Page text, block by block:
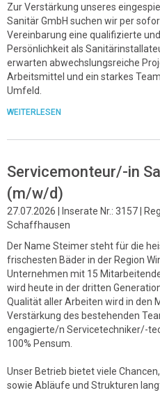
Zur Verstärkung unseres
Sanitär GmbH suchen wir per
Vereinbarung eine qualifizierte
Persönlichkeit als
erwarten abwechslungsreiche
Arbeitsmittel und ein starkes
Umfeld.
WEITERLESEN
Servicemonteur/-in
(m/w/d)
27.07.2026 | Inserate Nr.: 3157 |
Schaffhausen
Der Name Steimer steht für die
frischesten Bäder in der Region
Unternehmen mit 15
wird heute in der dritten
Qualität aller Arbeiten wird in den
Verstärkung des bestehenden
engagierte/n Servicetechniker/-
100% Pensum.
Unser Betrieb bietet viele
sowie Abläufe und Strukturen